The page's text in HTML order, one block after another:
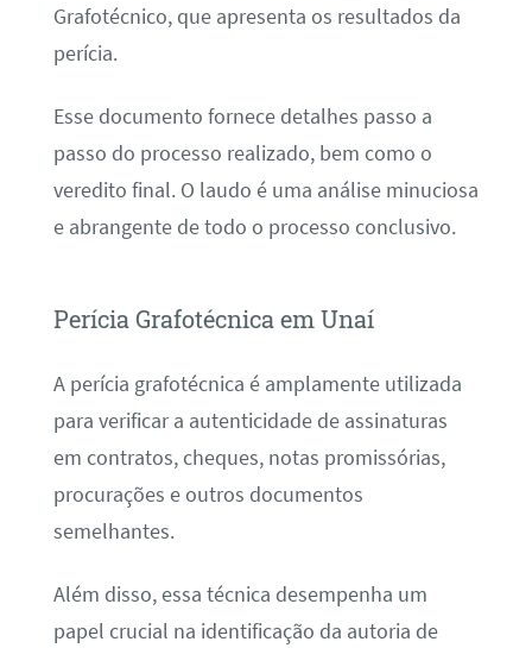
Grafotécnico, que apresenta os resultados da
perícia.
Esse documento fornece detalhes passo a
passo do processo realizado, bem como o
veredito final. O laudo é uma análise minuciosa
e abrangente de todo o processo conclusivo.
Perícia Grafotécnica em Unaí
A perícia grafotécnica é amplamente utilizada
para verificar a autenticidade de assinaturas
em contratos, cheques, notas promissórias,
procurações e outros documentos
semelhantes.
Além disso, essa técnica desempenha um
papel crucial na identificação da autoria de